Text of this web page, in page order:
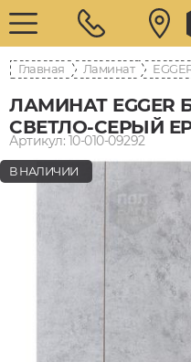
Главная Ламинат
ЛАМИНАТ EGGER
СВЕТЛО-СЕРЫЙ
Артикул: 10-010-09292
В НАЛИЧИИ